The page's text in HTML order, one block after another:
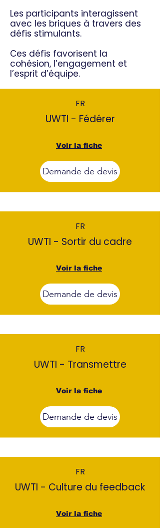
Les participants interagissent
avec les briques à travers des
défis stimulants.
Ces défis favorisent la
cohésion, l’engagement et
l’esprit d’équipe.
FR
UWTI - Fédérer
Voir la fiche
Demande de devis
FR
UWTI - Sortir du cadre
Voir la fiche
Demande de devis
FR
UWTI - Transmettre
Voir la fiche
Demande de devis
FR
UWTI - Culture du feedback
Voir la fiche